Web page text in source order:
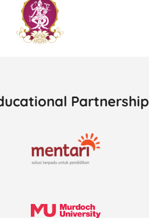
Partnership